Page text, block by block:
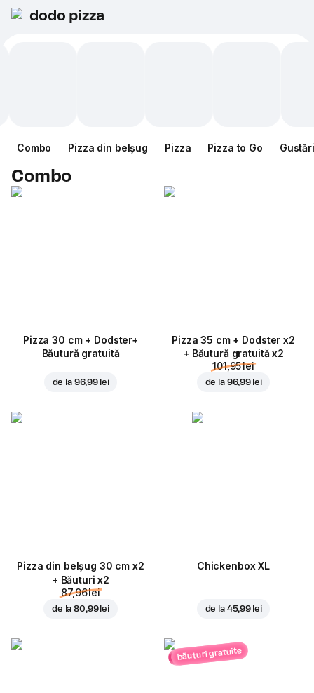
dodo pizza
Combo Pizza din belșug Pizza Pizza to Go Gustări
Combo
Pizza 30 cm + Dodster+
Băutură gratuită
de la 96,99 lei
Pizza 35 cm + Dodster x2
+ Băutură gratuită x2
101,95 lei
de la 96,99 lei
Pizza din belșug 30 cm x2
+ Băuturi x2
87,96 lei
de la80,99 lei
Chickenbox XL
de la 45,99 lei
băuturi gratuite